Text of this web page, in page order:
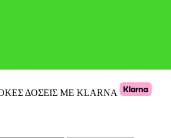
ΔΟΣΕΙΣ ΜΕ KLARNA